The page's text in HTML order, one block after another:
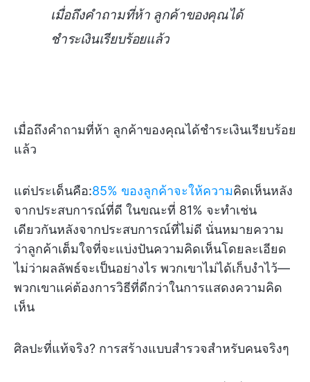
เมื่อถึงคำถามที่ห้า ลูกค้าของคุณได้
ชำระเงินเรียบร้อยแล้ว
เมื่อถึงคำถามที่ห้า ลูกค้าของคุณได้ชำระเงินเรียบร้อย
แล้ว
แต่ประเด็นคือ:85% ของลูกค้าจะให้ความคิดเห็นหลัง
จากประสบการณ์ที่ดี ในขณะที่ 81% จะทำเช่น
เดียวกันหลังจากประสบการณ์ที่ไม่ดี นั่นหมายความ
ว่าลูกค้าเต็มใจที่จะแบ่งปันความคิดเห็นโดยละเอียด
ไม่ว่าผลลัพธ์จะเป็นอย่างไร พวกเขาไม่ได้เก็บงำไว้—
พวกเขาแค่ต้องการวิธีที่ดีกว่าในการแสดงความคิด
เห็น
ศิลปะที่แท้จริง? การสร้างแบบสำรวจสำหรับคนจริงๆ